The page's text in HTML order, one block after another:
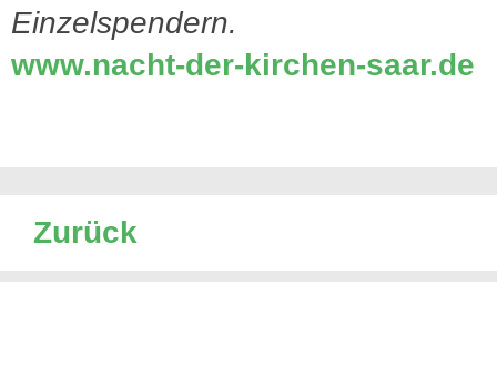
Einzelspendern.
www.nacht-der-kirchen-saar.de
Zurück